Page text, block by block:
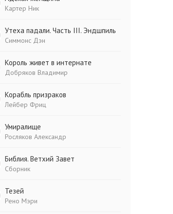
Картер Ник
Утеха падали. Часть III. Эндшпиль
Симмонс Дэн
Король живет в интернате
Добряков Владимир
Корабль призраков
Лейбер Фриц
Умиралище
Росляков Александр
Библия. Ветхий Завет
Сборник
Тезей
Рено Мэри